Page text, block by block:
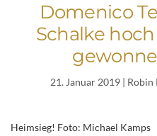
Domenico
Schalke
21. Januar 2019| Robin
Heimsieg! Foto: Michael Kamps